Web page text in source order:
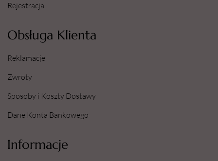
Rejestracja
Obsługa Klienta
Reklamacje
Zwroty
Sposoby i Koszty Dostawy
Dane Konta Bankowego
Informacje